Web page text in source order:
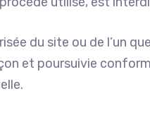
du site ou de l’un
et poursuivie